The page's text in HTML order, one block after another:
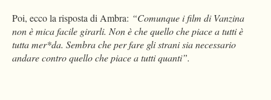
Poi, ecco la risposta di Ambra: “Comunque i film di Vanzina
non è mica facile girarli. Non è che quello che piace a tutti è
tutta mer*da. Sembra che per fare gli strani sia necessario
andare contro quello che piace a tutti quanti”.